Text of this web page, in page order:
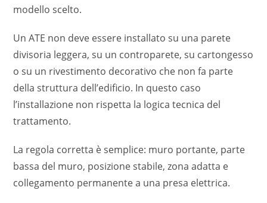
modello scelto.
Un ATE non deve essere installato su una parete
divisoria leggera, su un controparete, su cartongesso
o su un rivestimento decorativo che non fa parte
della struttura dell’edificio. In questo caso
l’installazione non rispetta la logica tecnica del
trattamento.
La regola corretta è semplice: muro portante, parte
bassa del muro, posizione stabile, zona adatta e
collegamento permanente a una presa elettrica.